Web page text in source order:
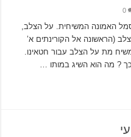
0
האמונה המשיחית. על הצלב,
(הראשונה אל הקורינתים א’
המשיח מת על הצלב עבור חטאינו.
? מה הוא השיג במותו …